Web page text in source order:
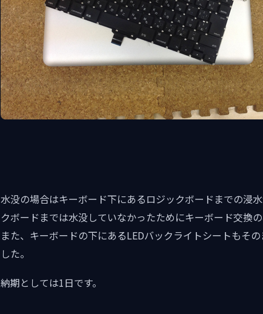
水没の場合はキーボード下にあるロジックボードまでの浸
クボードまでは水没していなかったためにキーボード交換の
また、キーボードの下にあるLEDバックライトシートもそ
した。
納期としては1日です。